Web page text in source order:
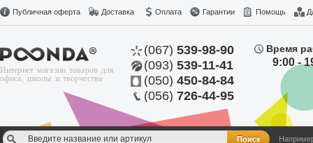
Публичная оферта Доставка Оплата Гарантии Помощь
Интернет магазин товаров для
офиса, школы и творчества
(067) 539-98-90
(093) 539-11-41
(050) 450-84-84
(056) 726-44-95
Время
9:00 -